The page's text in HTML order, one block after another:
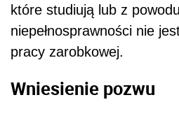
które studiują lub z
niepełnosprawności nie
pracy zarobkowej.
Wniesienie pozwu